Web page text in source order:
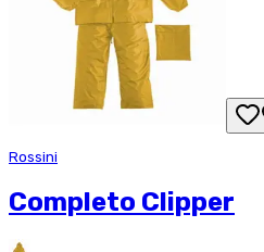
Rossini
Completo Clipper